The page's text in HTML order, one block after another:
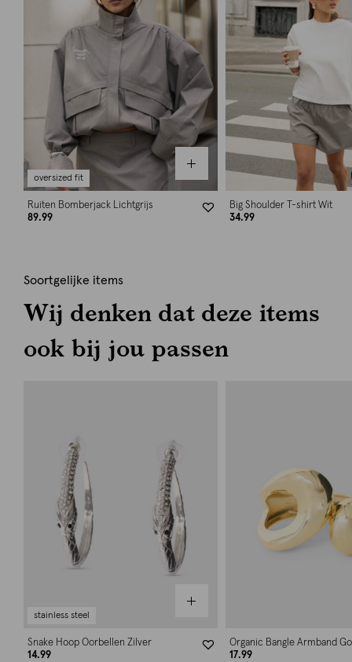
oversized fit
Ruiten Bomberjack Lichtgrijs
89.99
Big Shoulder T-shirt Wit
34.99
Soortgelijke items
Wij denken dat deze items
ook bij jou passen
stainless steel
Snake Hoop Oorbellen Zilver
14.99
Organic Bangle Armband
17.99